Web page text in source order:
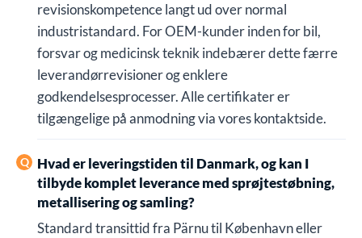
revisionskompetence langt ud over normal
industristandard. For OEM-kunder inden for bil,
forsvar og medicinsk teknik indebærer dette færre
leverandørrevisioner og enklere
godkendelsesprocesser. Alle certifikater er
tilgængelige på anmodning via vores kontaktside.
Hvad er leveringstiden til Danmark, og kan I
tilbyde komplet leverance med sprøjtestøbning,
metallisering og samling?
Standard transittid fra Pärnu til København eller